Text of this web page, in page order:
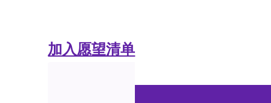
加入愿望清单